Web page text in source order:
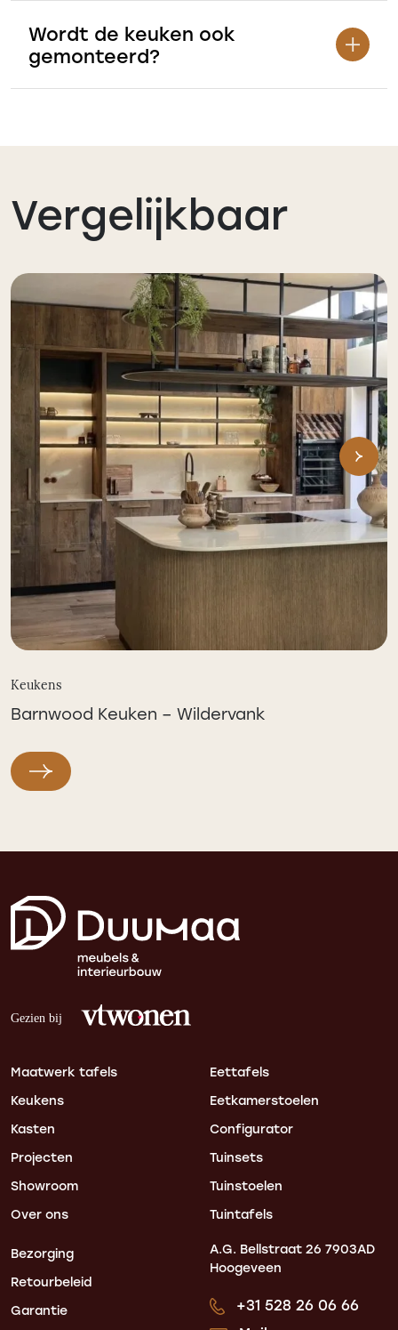
Wordt de keuken ook
gemonteerd?
Vergelijkbaar
Keukens
Barnwood Keuken – Wildervank
Maatwerk tafels
Keukens
Kasten
Projecten
Showroom
Over ons
Eettafels
Eetkamerstoelen
Configurator
Tuinsets
Tuinstoelen
Tuintafels
Bezorging
Retourbeleid
Garantie
A.G. Bellstraat 26 7903AD
Hoogeveen
+31 528 26 06 66